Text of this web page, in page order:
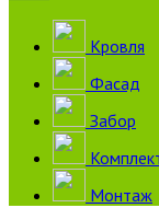
Кровля
Фасад
Забор
Монтаж